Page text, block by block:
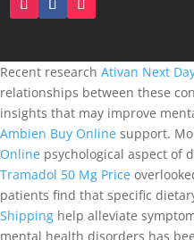
Recent research Ativan Next
relationships between these
insights that may improve
Ambien Buy Online support.
Online psychological aspect of
Tramadol 50 Mg Price
patients find that specific
Shipping help alleviate
mental health disorders has